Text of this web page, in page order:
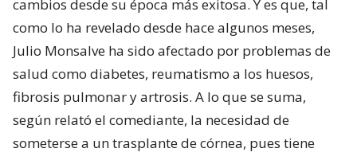
cambios desde su época más exitosa. Y es que, tal
como lo ha revelado desde hace algunos meses,
Julio Monsalve ha sido afectado por problemas de
salud como diabetes, reumatismo a los huesos,
fibrosis pulmonar y artrosis. A lo que se suma,
según relató el comediante, la necesidad de
someterse a un trasplante de córnea, pues tiene